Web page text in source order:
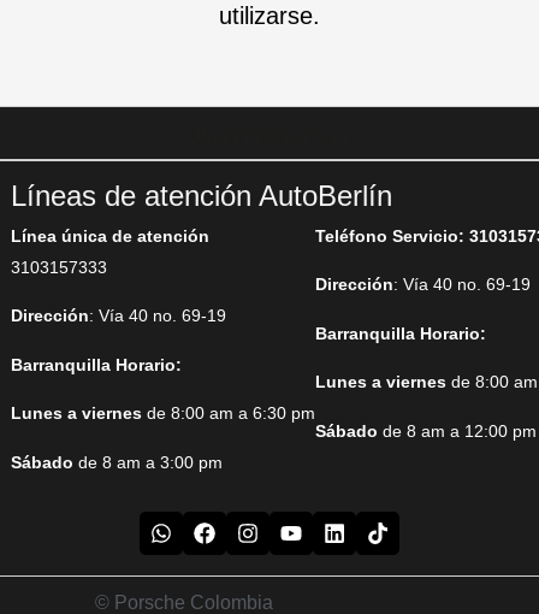
utilizarse.
Líneas de atención AutoBerlín
Línea única de atención
3103157333
Dirección: Vía 40 no. 69-19
Barranquilla Horario:
Lunes a viernesde 8:00 am a 6:30 pm
Sábado de 8 am a 3:00 pm
Teléfono Servicio:
Dirección: Vía 40 no. 69-19
Barranquilla Horario:
Lunes a viernesde 8:00
Sábado de 8 am a 12:00 pm
© Porsche Colombia